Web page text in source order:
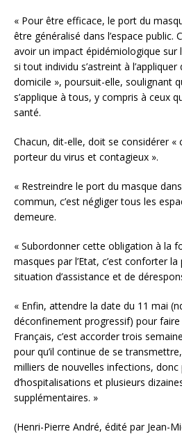
« Pour être efficace, le port du
être généralisé dans l’espace public.
avoir un impact épidémiologique sur
si tout individu s’astreint à l’appliquer
domicile », poursuit-elle, soulignant
s’applique à tous, y compris à ceux
santé.
Chacun, dit-elle, doit se considérer
porteur du virus et contagieux ».
« Restreindre le port du masque
commun, c’est négliger tous les
demeure.
« Subordonner cette obligation à la
masques par l’Etat, c’est conforter
situation d’assistance et de
« Enfin, attendre la date du 11 mai
déconfinement progressif) pour
Français, c’est accorder trois
pour qu’il continue de se
milliers de nouvelles infections, donc
d’hospitalisations et plusieurs
supplémentaires. »
(Henri-Pierre André, édité par Jean-